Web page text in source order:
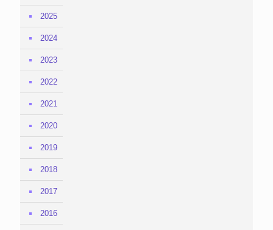
2025
2024
2023
2022
2021
2020
2019
2018
2017
2016